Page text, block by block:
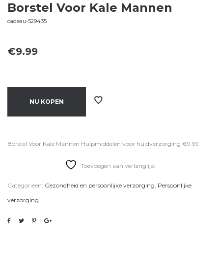
Borstel Voor Kale Mannen
cadeau-529435
€9.99
NU KOPEN
Borstel Voor Kale Mannen Hulpmiddelen voor huidverzorging €9.99
Toevoegen aan verlanglijst
Categorieën: Gezondheid en persoonlijke verzorging, Persoonlijke
verzorging